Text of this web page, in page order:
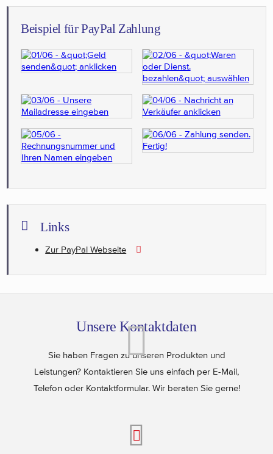
Beispiel für PayPal Zahlung
Links
Zur PayPal Webseite
Unsere Kontaktdaten
Sie haben Fragen zu unseren Produkten und
Leistungen? Kontaktieren Sie uns einfach per E-Mail,
Telefon oder Kontaktformular. Wir beraten Sie gerne!